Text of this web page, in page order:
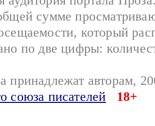
сумме
который
по две цифры:
принадлежат авторам,
союза писателей
18+